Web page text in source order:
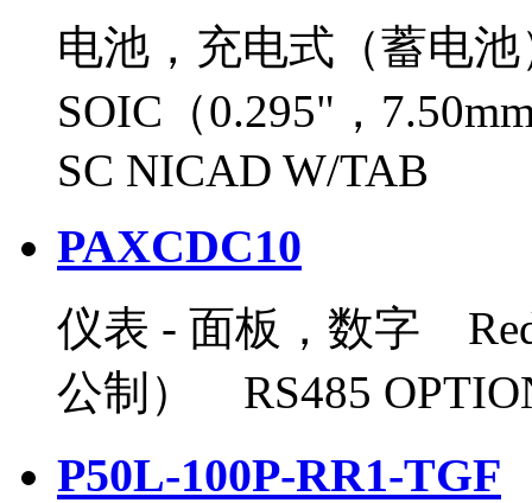
电池，充电式（蓄电
SOIC（0.295"，
SC NICAD W/TAB
PAXCDC10
仪表 - 面板，数字
公制） RS485
P50L-100P-RR1-TGF